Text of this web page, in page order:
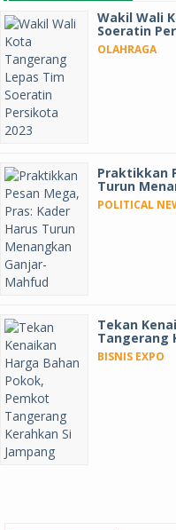
Wakil Wali
Soeratin
OLAHRAGA
Praktikkan
Turun
POLITICAL
Tekan
Tangerang
BISNIS EXPO